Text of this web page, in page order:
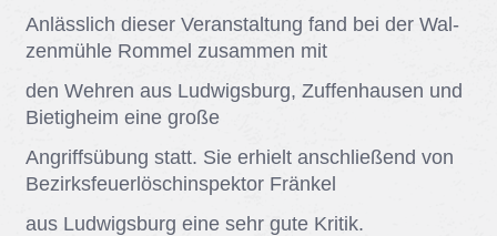
An­läss­lich die­ser Ver­an­stal­tung fand bei der Wal­
zen­müh­le Rom­mel zu­sam­men mit
den Weh­ren aus Lud­wigs­burg, Zu­ffen­hau­sen und
Bie­tig­heim eine gro­ße
An­griffs­übung statt. Sie er­hielt an­schlie­ßend von
Be­zirks­feu­er­lö­sch­in­spek­tor Frän­kel
aus Lud­wigs­burg eine sehr gute Kri­tik.